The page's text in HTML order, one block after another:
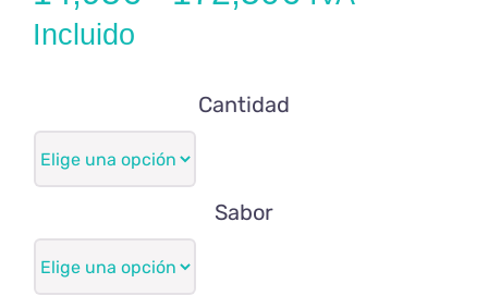
Incluido
Cantidad
Sabor